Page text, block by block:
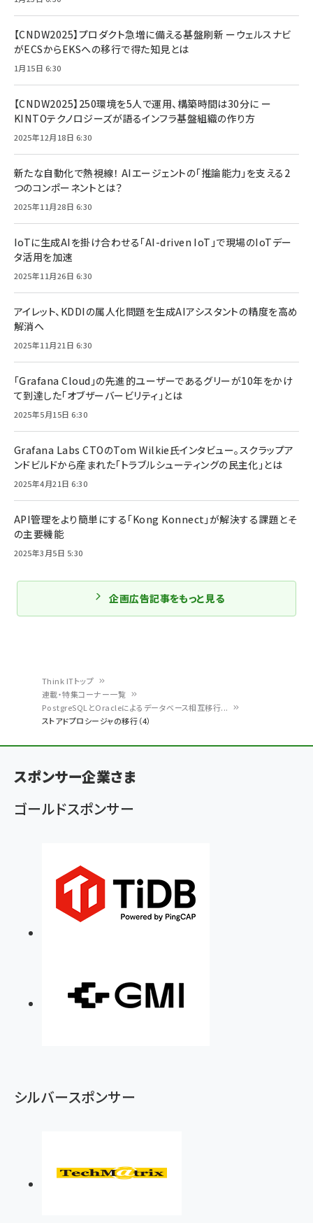
く
ず
Think ITトップ
連載・特集コーナー一覧
PostgreSQLとOracleによるデータベース相互移行...
ストアドプロシージャの移行（4）
【CNDW2025】プロダクト急増に備える基盤刷新 ーウェルスナビ
がECSからEKSへの移行で得た知見とは
1月15日 6:30
【CNDW2025】250環境を5人で運用、構築時間は30分に ー
KINTOテクノロジーズが語るインフラ基盤組織の作り方
2025年12月18日 6:30
新たな自動化で熱視線！ AIエージェントの「推論能力」を支える2
つのコンポーネントとは？
2025年11月28日 6:30
IoTに生成AIを掛け合わせる「AI-driven IoT」で現場のIoTデー
タ活用を加速
2025年11月26日 6:30
アイレット、KDDIの属人化問題を生成AIアシスタントの精度を高め
解消へ
2025年11月21日 6:30
「Grafana Cloud」の先進的ユーザーであるグリーが10年をかけ
て到達した「オブザーバービリティ」とは
2025年5月15日 6:30
Grafana Labs CTOのTom Wilkie氏インタビュー。スクラップア
ンドビルドから産まれた「トラブルシューティングの民主化」とは
2025年4月21日 6:30
API管理をより簡単にする「Kong Konnect」が解決する課題とそ
の主要機能
2025年3月5日 5:30
企画広告記事をもっと見る
スポンサー企業さま
ゴールドスポンサー
シルバースポンサー